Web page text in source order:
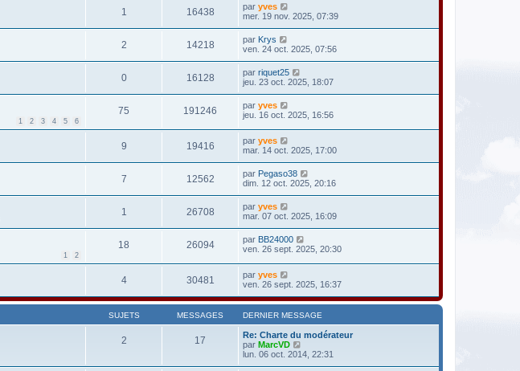
1 16438 par yves
mer. 19 nov. 2025, 07:39
2 14218 par Krys
ven. 24 oct. 2025, 07:56
0 16128 par riquet25
jeu. 23 oct. 2025, 18:07
1 2 3 4 5 6
75 191246 par yves
jeu. 16 oct. 2025, 16:56
9 19416 par yves
mar. 14 oct. 2025, 17:00
7 12562 par Pegaso38
dim. 12 oct. 2025, 20:16
1 26708 par yves
mar. 07 oct. 2025, 16:09
1 2
18 26094 par BB24000
ven. 26 sept. 2025, 20:30
4 30481 par yves
ven. 26 sept. 2025, 16:37
SUJETS MESSAGES DERNIER MESSAGE
2 17
Re: Charte du modérateur
par MarcVD
o
lun. 06 oct. 2014, 22:31